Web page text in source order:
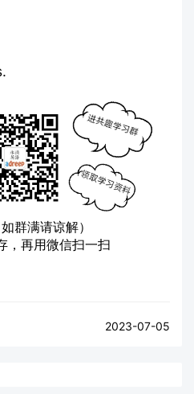
群满请谅解）
，再用微信扫一扫
2023-07-05